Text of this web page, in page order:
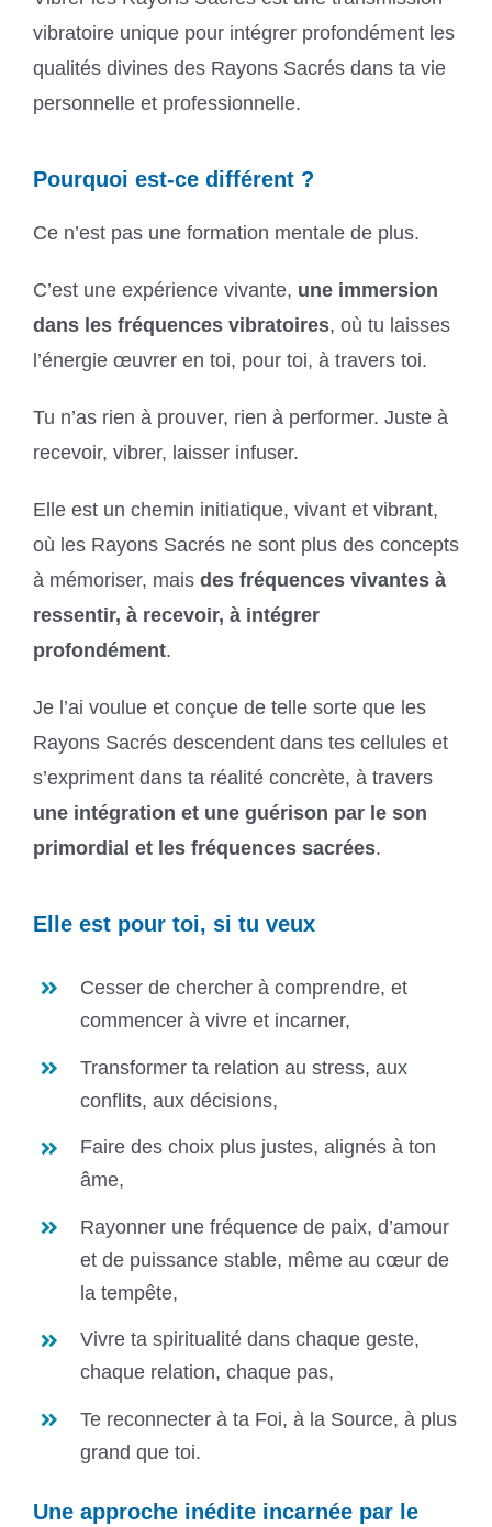
vibratoire unique pour intégrer profondément les
qualités divines des Rayons Sacrés dans ta vie
personnelle et professionnelle.
Pourquoi est-ce différent ?
Ce n’est pas une formation mentale de plus.
C’est une expérience vivante, une immersion
dans les fréquences vibratoires, où tu laisses
l’énergie œuvrer en toi, pour toi, à travers toi.
Tu n’as rien à prouver, rien à performer. Juste à
recevoir, vibrer, laisser infuser.
Elle est un chemin initiatique, vivant et vibrant,
où les Rayons Sacrés ne sont plus des concepts
à mémoriser, mais des fréquences vivantes à
ressentir, à recevoir, à intégrer
profondément.
Je l’ai voulue et conçue de telle sorte que les
Rayons Sacrés descendent dans tes cellules et
s’expriment dans ta réalité concrète, à travers
une intégration et une guérison par le son
primordial et les fréquences sacrées.
Elle est pour toi, si tu veux
Cesser de chercher à comprendre, et
commencer à vivre et incarner,
Transformer ta relation au stress, aux
conflits, aux décisions,
Faire des choix plus justes, alignés à ton
âme,
Rayonner une fréquence de paix, d’amour
et de puissance stable, même au cœur de
la tempête,
Vivre ta spiritualité dans chaque geste,
chaque relation, chaque pas,
Te reconnecter à ta Foi, à la Source, à plus
grand que toi.
Une approche inédite incarnée par le